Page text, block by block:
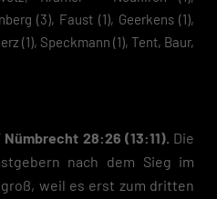
(3), Faust (1), Geerkens (1),
(1), Speckmann (1), Tent, Baur,
28:26 (13:11). Die
nach dem Sieg im
weil es erst zum dritten